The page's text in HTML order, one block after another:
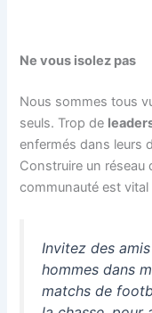
Ne vous isolez pas
Nous sommes tous
seuls. Trop de
enfermés dans leurs
Construire un réseau
communauté est vital
Invitez des
hommes dans
matchs de